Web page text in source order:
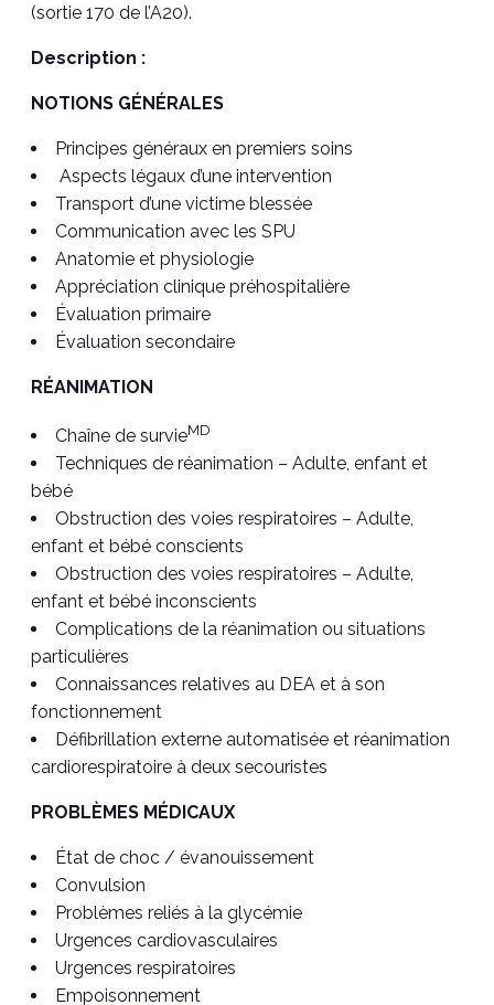
(sortie 170 de l’A20).
Description :
NOTIONS GÉNÉRALES
Principes généraux en premiers soins
Aspects légaux d’une intervention
Transport d’une victime blessée
Communication avec les SPU
Anatomie et physiologie
Appréciation clinique préhospitalière
Évaluation primaire
Évaluation secondaire
RÉANIMATION
Chaîne de survieMD
Techniques de réanimation – Adulte, enfant et
bébé
Obstruction des voies respiratoires – Adulte,
enfant et bébé conscients
Obstruction des voies respiratoires – Adulte,
enfant et bébé inconscients
Complications de la réanimation ou situations
particulières
Connaissances relatives au DEA et à son
fonctionnement
Défibrillation externe automatisée et réanimation
cardiorespiratoire à deux secouristes
PROBLÈMES MÉDICAUX
État de choc / évanouissement
Convulsion
Problèmes reliés à la glycémie
Urgences cardiovasculaires
Urgences respiratoires
Empoisonnement